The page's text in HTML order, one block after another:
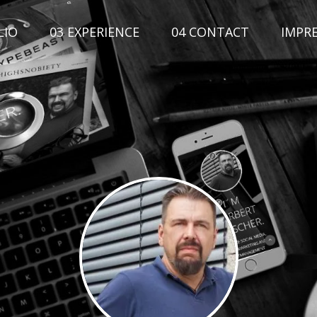
03 EXPERIENCE 04 CONTACT